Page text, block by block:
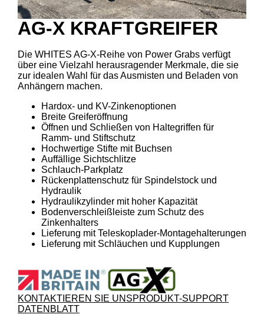
AG-X KRAFTGREIFER
Die WHITES AG-X-Reihe von Power Grabs verfügt
über eine Vielzahl herausragender Merkmale, die sie
zur idealen Wahl für das Ausmisten und Beladen von
Anhängern machen.
Hardox- und KV-Zinkenoptionen
Breite Greiferöffnung
Öffnen und Schließen von Haltegriffen für
Ramm- und Stiftschutz
Hochwertige Stifte mit Buchsen
Auffällige Sichtschlitze
Schlauch-Parkplatz
Rückenplattenschutz für Spindelstock und
Hydraulik
Hydraulikzylinder mit hoher Kapazität
Bodenverschleißleiste zum Schutz des
Zinkenhalters
Lieferung mit Teleskoplader-Montagehalterungen
Lieferung mit Schläuchen und Kupplungen
KONTAKTIEREN SIE UNSPRODUKT-SUPPORT
DATENBLATT